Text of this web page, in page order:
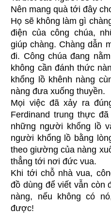
Nên mang quà tới đây
Họ sẽ không làm gì
điện của công chúa,
giúp chàng. Chàng dẫn
đi. Công chúa đang
không cần đánh thức
khổng lồ khênh nàng
nàng đưa xuống thuyền.
Mọi việc đã xảy ra
Ferdinand trung thực
những người khổng lồ
người khổng lồ bằng
theo giường của nàng
thẳng tới nơi đức vua.
Khi tới chỗ nhà vua,
đồ dùng để viết vẫn còn
nàng, nếu không có
được!